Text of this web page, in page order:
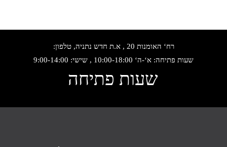
רח‘ האומנות 20 , א.ת חדש נתניה, טלפון:
שעות פתיחה: א‘-ה‘ 10:00-18:00 , שישי: 9:00-14:00
שעות פתיחה